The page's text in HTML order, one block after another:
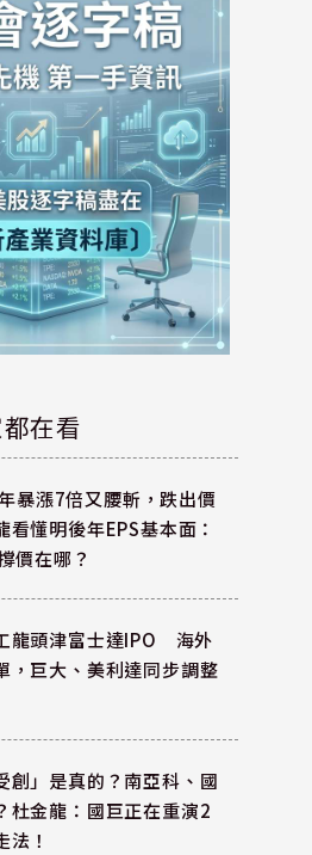
在看
暴漲7倍又腰斬，跌出價
看懂明後年EPS基本面：
價在哪？
龍頭津富士達IPO 海外
，巨大、美利達同步調整
創」是真的？南亞科、國
杜金龍：國巨正在重演2
法！